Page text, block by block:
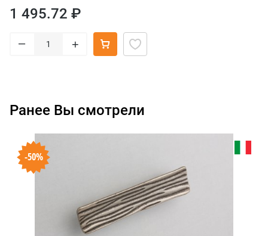
1 495.72 ₽
– +
Ранее Вы смотрели
-50%